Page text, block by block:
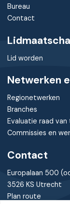
Bureau
Contact
Lid worden
Netwerken
Regionetwerken
Branches
Evaluatie raad
Commissies en
Contact
Europalaan 500
3526 KS Utrecht
Plan route